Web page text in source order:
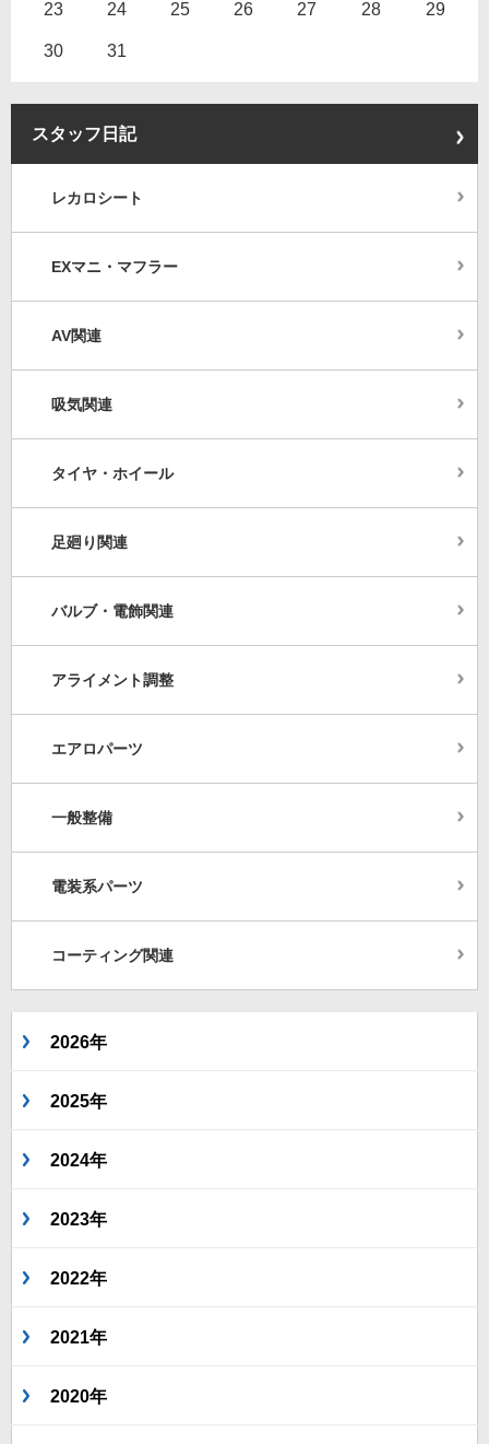
23 24 25 26 27 28 29
30 31
スタッフ日記
レカロシート
EXマニ・マフラー
AV関連
吸気関連
タイヤ・ホイール
足廻り関連
バルブ・電飾関連
アライメント調整
エアロパーツ
一般整備
電装系パーツ
コーティング関連
2026年
2025年
2024年
2023年
2022年
2021年
2020年